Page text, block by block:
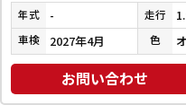
年式 - 走行
車検 2027年4月 色
お問い合わせ